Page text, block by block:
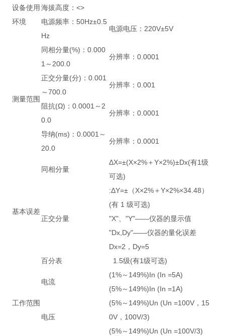
设备使用
环境
海拔高度：<>
电源频率：50Hz±0.5
Hz
电源电压：220V±5V
测量范围
同相分量(%)：0.000
1～200.0
分辨率：0.0001
正交分量(分)：0.001
～700.0
分辨率：0.001
阻抗(Ω)：0.0001～2
0.0
分辨率：0.0001
导纳(ms)：0.0001～
20.0
分辨率：0.0001
基本误差
同相分量
ΔX=±(X×2%＋Y×2%)±Dx(有1级
可选)
正交分量
:ΔY=±（X×2%＋Y×2%×34.48）
(有 1 级可选)
"X"、"Y"——仪器的显示值
"Dx,Dy"——仪器的量化误差
Dx=2，Dy=5
百分表
1.5级(有1级可选)
工作范围
电流
(1%～149%)In (In =5A)
(5%～149%)In (In =1A)
电压
(5%～149%)Un (Un =100V，15
0V，100V/3)
(5%～149%)Un (Un =100V/3)